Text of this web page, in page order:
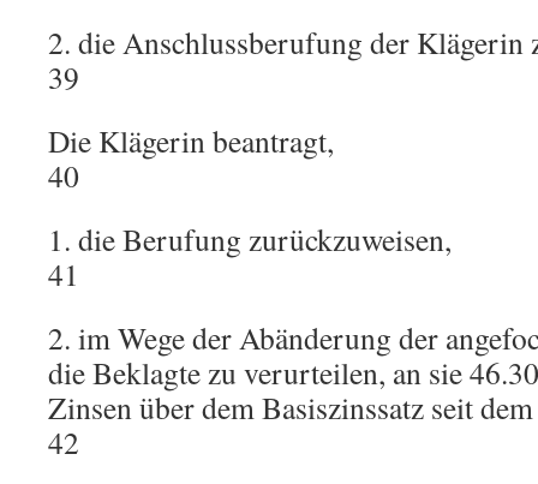
2. die Anschlussberufung der Klägerin
39
Die Klägerin beantragt,
40
1. die Berufung zurückzuweisen,
41
2. im Wege der Abänderung der
die Beklagte zu verurteilen, an sie
Zinsen über dem Basiszinssatz seit
42